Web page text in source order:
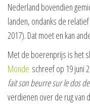
Nederland bovendien
landen, ondanks de
2017). Dat moet en kan
Met de boerenprijs is het
Monde schreef op 19 juni
fait son beurre sur le dos
verdienen over de rug van